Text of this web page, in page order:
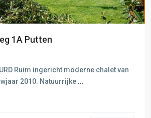
1A Putten
Ruim ingericht moderne chalet van
2010. Natuurrijke ...